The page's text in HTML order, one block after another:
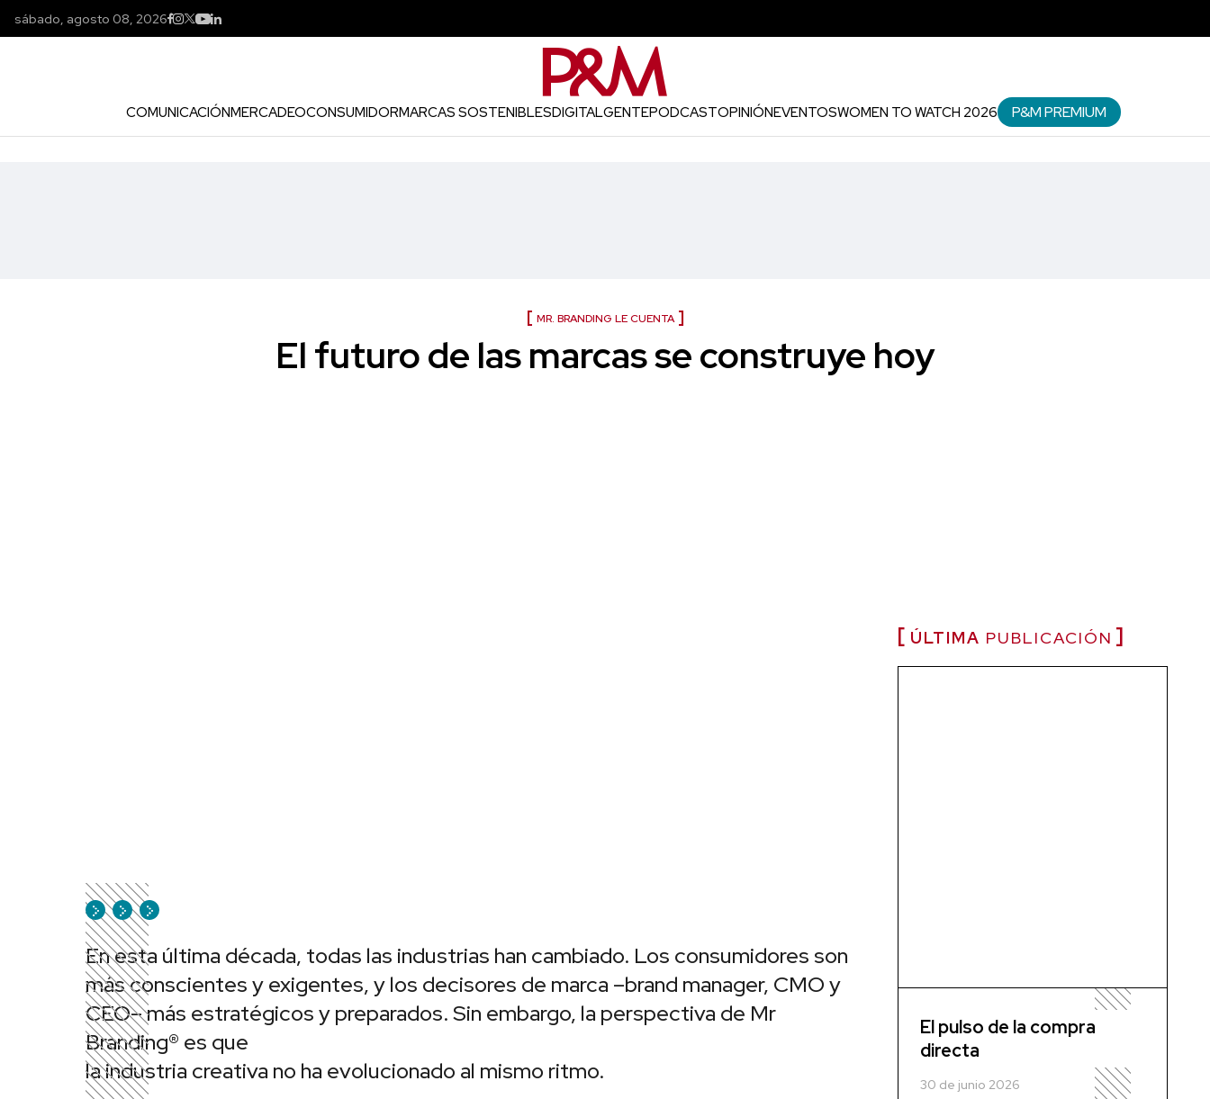
sábado, agosto 08, 2026
COMUNICACIÓNMERCADEOCONSUMIDORMARCAS SOSTENIBLESDIGITALGENTEPODCASTOPINIÓNEVENTOSWOMEN TO WATCH 2026 P&M PREMIUM
MR. BRANDING LE CUENTA
El futuro de las marcas se construye hoy
En esta última década, todas las industrias han cambiado. Los consumidores son
más conscientes y exigentes, y los decisores de marca –brand manager, CMO y
CEO– más estratégicos y preparados. Sin embargo, la perspectiva de Mr
Branding® es que
la industria creativa no ha evolucionado al mismo ritmo.
ÚLTIMA PUBLICACIÓN
El pulso de la compra
directa
30 de junio 2026